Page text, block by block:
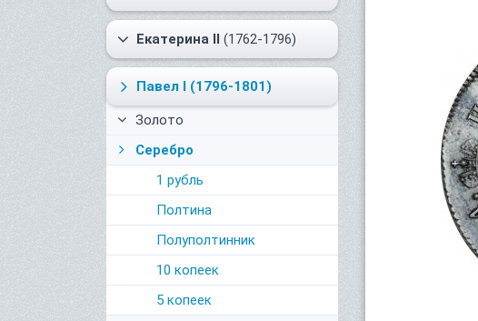
Екатерина II (1762-1796)
Павел I (1796-1801)
Золото
Серебро
1 рубль
Полтина
Полуполтинник
10 копеек
5 копеек